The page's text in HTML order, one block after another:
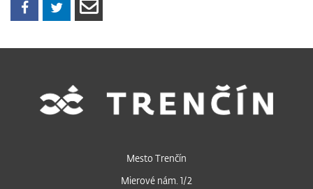
Mesto Trenčín
Mierové nám. 1/2